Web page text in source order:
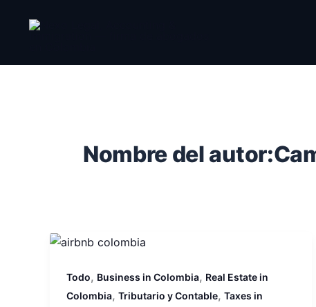
Nombre del
Todo, Business in Colombia, Real Estate in
Colombia, Tributario y Contable, Taxes in